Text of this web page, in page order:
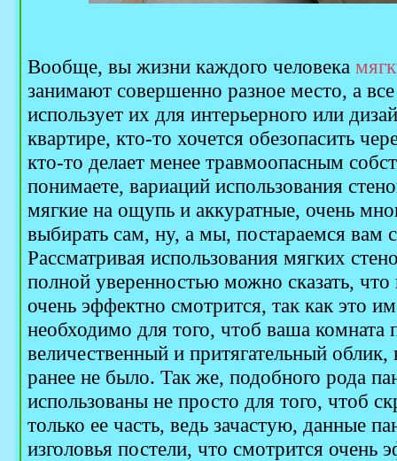
Вообще, вы жизни каждого человека
занимают совершенно разное место, а
использует их для интерьерного или
квартире, кто-то хочется обезопасить
кто-то делает менее травмоопасным
понимаете, вариаций использования
мягкие на ощупь и аккуратные, очень
выбирать сам, ну, а мы, постараемся вам
Рассматривая использования мягких
полной уверенностью можно сказать, что
очень эффектно смотрится, так как это
необходимо для того, чтоб ваша комната
величественный и притягательный
ранее не было. Так же, подобного рода
использованы не просто для того, чтоб
только ее часть, ведь зачастую, данные
изголовья постели, что смотрится очень